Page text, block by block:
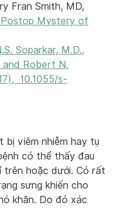
Fran Smith, MD,
Mystery of
Soparkar, M.D.,
and Robert N.
10.1055/s-
bị viêm nhiễm hay tụ
có thể thấy đau
trên hoặc dưới. Có rất
sưng khiến cho
khăn. Do đó xác